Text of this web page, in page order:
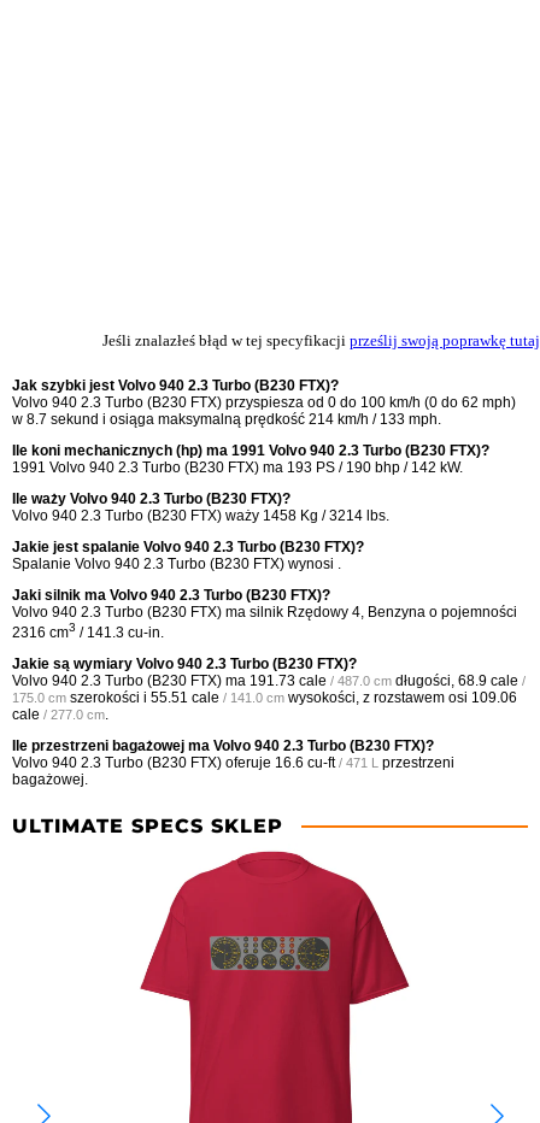
Jeśli znalazłeś błąd w tej specyfikacji prześlij swoją poprawkę tutaj
Jak szybki jest Volvo 940 2.3 Turbo (B230 FTX)?
Volvo 940 2.3 Turbo (B230 FTX) przyspiesza od 0 do 100 km/h (0 do 62 mph)
w 8.7 sekund i osiąga maksymalną prędkość 214 km/h / 133 mph.
Ile koni mechanicznych (hp) ma 1991 Volvo 940 2.3 Turbo (B230 FTX)?
1991 Volvo 940 2.3 Turbo (B230 FTX) ma 193 PS / 190 bhp / 142 kW.
Ile waży Volvo 940 2.3 Turbo (B230 FTX)?
Volvo 940 2.3 Turbo (B230 FTX) waży 1458 Kg / 3214 lbs.
Jakie jest spalanie Volvo 940 2.3 Turbo (B230 FTX)?
Spalanie Volvo 940 2.3 Turbo (B230 FTX) wynosi .
Jaki silnik ma Volvo 940 2.3 Turbo (B230 FTX)?
Volvo 940 2.3 Turbo (B230 FTX) ma silnik Rzędowy 4, Benzyna o pojemności
2316 cm3 / 141.3 cu-in.
Jakie są wymiary Volvo 940 2.3 Turbo (B230 FTX)?
Volvo 940 2.3 Turbo (B230 FTX) ma 191.73 cale / 487.0 cm długości, 68.9 cale /
175.0 cm szerokości i 55.51 cale / 141.0 cm wysokości, z rozstawem osi 109.06
cale / 277.0 cm.
Ile przestrzeni bagażowej ma Volvo 940 2.3 Turbo (B230 FTX)?
Volvo 940 2.3 Turbo (B230 FTX) oferuje 16.6 cu-ft / 471 L przestrzeni
bagażowej.
ULTIMATE SPECS SKLEP